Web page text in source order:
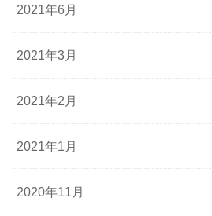
2021年6月
2021年3月
2021年2月
2021年1月
2020年11月